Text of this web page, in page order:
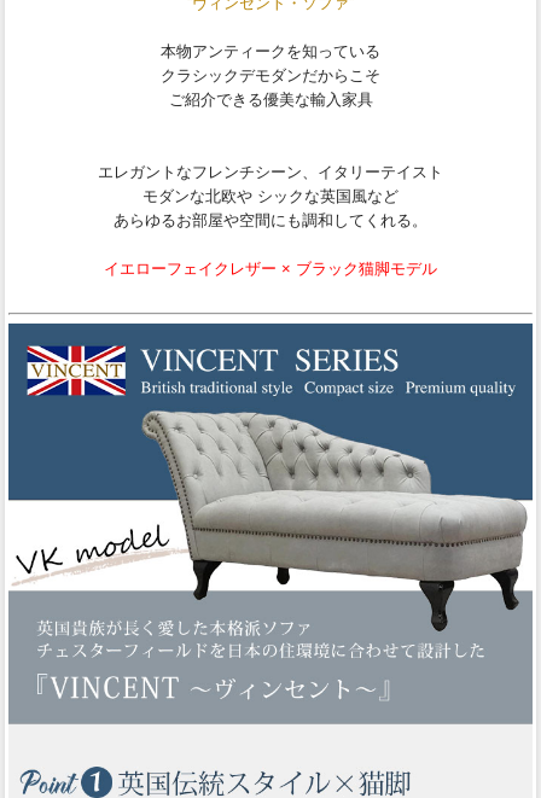
本物アンティークを知っている
クラシックデモダンだからこそ
ご紹介できる優美な輸入家具
エレガントなフレンチシーン、イタリーテイスト
モダンな北欧や シックな英国風など
あらゆるお部屋や空間にも調和してくれる。
イエローフェイクレザー × ブラック猫脚モデル